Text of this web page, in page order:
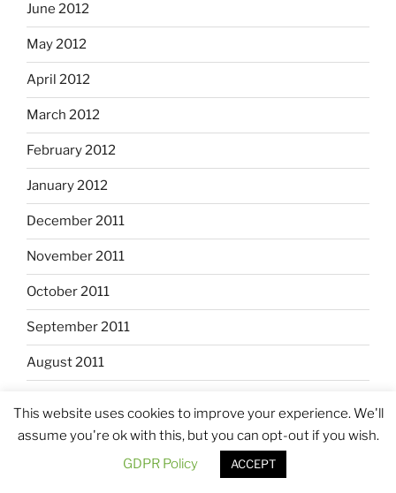
June 2012
May 2012
April 2012
March 2012
February 2012
January 2012
December 2011
November 2011
October 2011
September 2011
August 2011
June 2011
This website uses cookies to improve your experience. We'll
assume you're ok with this, but you can opt-out if you wish.
GDPR Policy
ACCEPT